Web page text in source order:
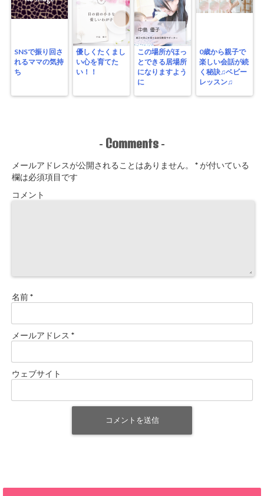
SNSで振り回さ
れるママの気持
ち
優しくたくまし
い心を育てた
い！！
この場所がほっ
とできる居場所
になりますよう
に
0歳から親子で
楽しい会話が続
く秘訣♫ベビー
レッスン♫
- Comments -
メールアドレスが公開されることはありません。 *が付いている
欄は必須項目です
コメント
名前*
メールアドレス *
ウェブサイト